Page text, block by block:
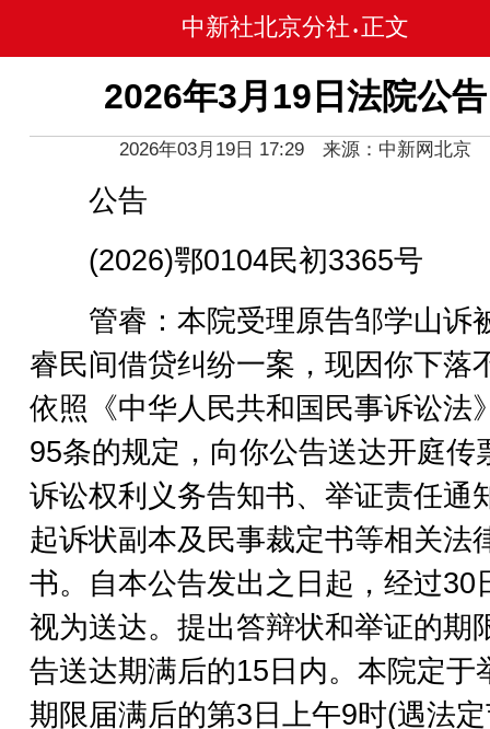
中新社北京分社 • 正文
2026年3月19日法院公告
2026年03月19日 17:29 来源：中新网北京
公告
(2026)鄂0104民初3365号
管睿：本院受理原告邹学山诉
睿民间借贷纠纷一案，现因你下落
依照《中华人民共和国民事诉讼法
95条的规定，向你公告送达开庭传
诉讼权利义务告知书、举证责任通
起诉状副本及民事裁定书等相关法
书。自本公告发出之日起，经过30
视为送达。提出答辩状和举证的期
告送达期满后的15日内。本院定于
期限届满后的第3日上午9时(遇法